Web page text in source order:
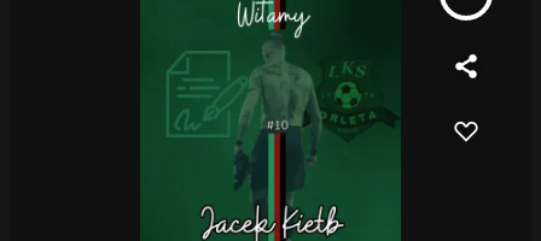
keyboard_arrow_down
Rekrutacja Fraszka